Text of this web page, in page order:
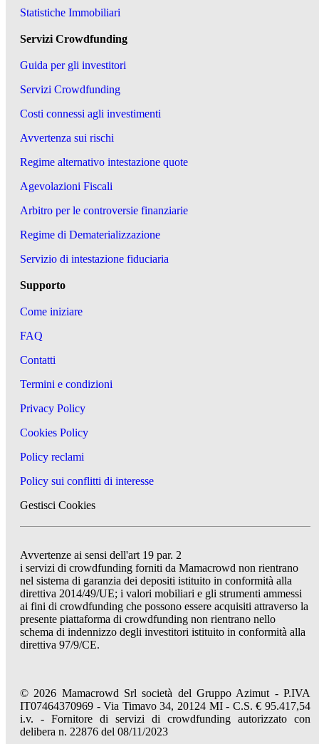
Statistiche Immobiliari
Servizi Crowdfunding
Guida per gli investitori
Servizi Crowdfunding
Costi connessi agli investimenti
Avvertenza sui rischi
Regime alternativo intestazione quote
Agevolazioni Fiscali
Arbitro per le controversie finanziarie
Regime di Dematerializzazione
Servizio di intestazione fiduciaria
Supporto
Come iniziare
FAQ
Contatti
Termini e condizioni
Privacy Policy
Cookies Policy
Policy reclami
Policy sui conflitti di interesse
Gestisci Cookies
Avvertenze ai sensi dell'art 19 par. 2
i servizi di crowdfunding forniti da Mamacrowd non rientrano
nel sistema di garanzia dei depositi istituito in conformità alla
direttiva 2014/49/UE; i valori mobiliari e gli strumenti ammessi
ai fini di crowdfunding che possono essere acquisiti attraverso la
presente piattaforma di crowdfunding non rientrano nello
schema di indennizzo degli investitori istituito in conformità alla
direttiva 97/9/CE.
© 2026 Mamacrowd Srl società del Gruppo Azimut - P.IVA
IT07464370969 - Via Timavo 34, 20124 MI - C.S. € 95.417,54
i.v. - Fornitore di servizi di crowdfunding autorizzato con
delibera n. 22876 del 08/11/2023